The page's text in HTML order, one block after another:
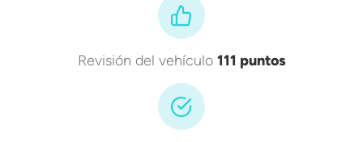
Revisión del vehículo 111 puntos